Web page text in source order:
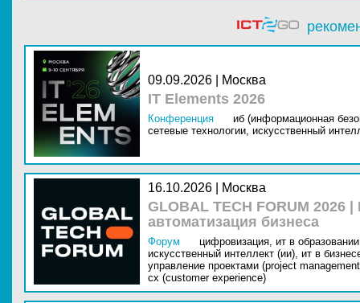
09.09.2026 | Москва
IT Elements 2026
Конференция
иб (информационная
сетевые технологии, искусственный
16.10.2026 | Москва
GLOBAL TECH FORUM
автоматизация бизнеса
Форум цифровизация, ит в
искусственный интеллект (ии), ит в
управление проектами (project
cx (customer experience)